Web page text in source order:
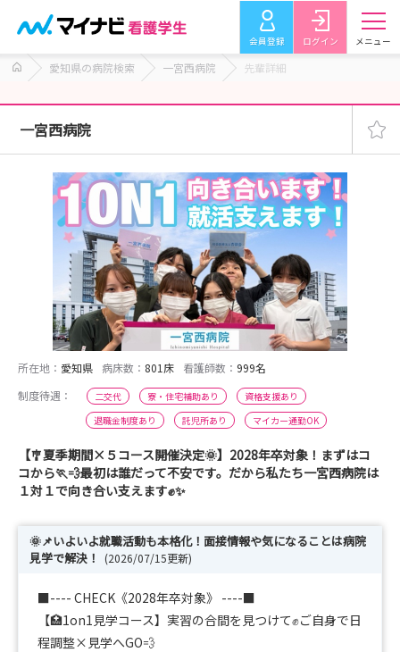
会員登録 ログイン メニュー
愛知県の病院検索 一宮西病院 先輩詳細
一宮西病院
所在地： 愛知県 病床数： 801床 看護師数： 999名
制度待遇：
二交代 寮・住宅補助あり
資格支援あり
退職金制度あり
託児所あり マイカー通勤OK
【🎐夏季期間×５コース開催決定🌞】2028年卒対象！まずはコ
コから🏃💨最初は誰だって不安です。だから私たち一宮西病院は
１対１で向き合い支えます✊✨
🌞📌いよいよ就職活動も本格化！面接情報や気になることは病院
見学で解決！
(2026/07/15更新)
■---- CHECK《2028年卒対象》 ----■
【🏥1on1見学コース】実習の合間を見つけて✊ご自身で日
程調整×見学へGO💨